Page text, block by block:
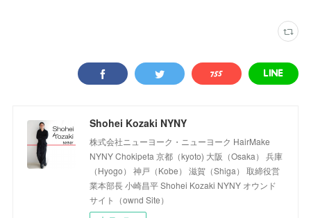
Shohei Kozaki NYNY
株式会社ニューヨーク・ニューヨーク HairMake
NYNY Chokipeta 京都（kyoto) 大阪（Osaka） 兵庫
（Hyogo） 神戸（Kobe） 滋賀（Shiga） 取締役営
業本部長 小崎昌平 Shohei Kozaki NYNY オウンド
サイト（ownd Site）